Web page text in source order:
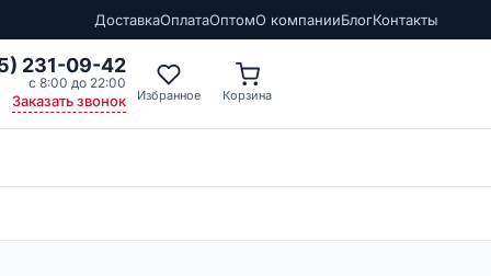
ДоставкаОплатаОптомО компанииБлогКонтакты
231-09-42
с 8:00 до 22:00
Заказать звонок Избранное Корзина